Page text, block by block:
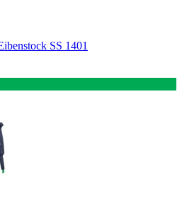
SS 1401